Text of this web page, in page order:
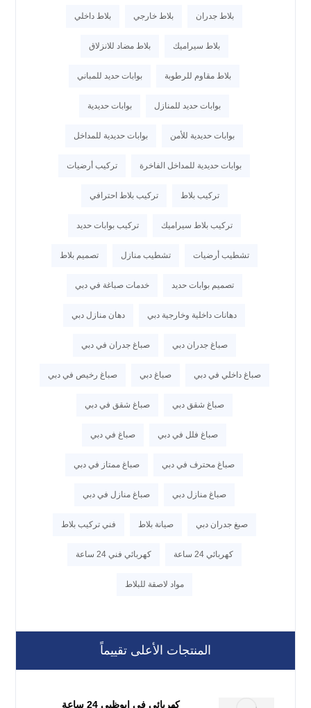
بلاط جدران بلاط خارجي بلاط داخلي
بلاط سيراميك بلاط مضاد للانزلاق
بلاط مقاوم للرطوبة بوابات حديد للمباني
بوابات حديد للمنازل بوابات حديدية
بوابات حديدية للأمن بوابات حديدية للمداخل
بوابات حديدية للمداخل الفاخرة تركيب أرضيات
تركيب بلاط تركيب بلاط احترافي
تركيب بلاط سيراميك تركيب بوابات حديد
تشطيب أرضيات تشطيب منازل تصميم بلاط
تصميم بوابات حديد خدمات صباغة في دبي
دهانات داخلية وخارجية دبي دهان منازل دبي
صباغ جدران دبي صباغ جدران في دبي
صباغ داخلي في دبي صباغ دبي صباغ رخيص في دبي
صباغ شقق دبي صباغ شقق في دبي
صباغ فلل في دبي صباغ في دبي
صباغ محترف في دبي صباغ ممتاز في دبي
صباغ منازل دبي صباغ منازل في دبي
صبغ جدران دبي صيانة بلاط فني تركيب بلاط
كهربائي 24 ساعة كهربائي فني 24 ساعة
مواد لاصقة للبلاط
المنتجات الأعلى تقييماً
كهربائي في ابوظبي 24 ساعة